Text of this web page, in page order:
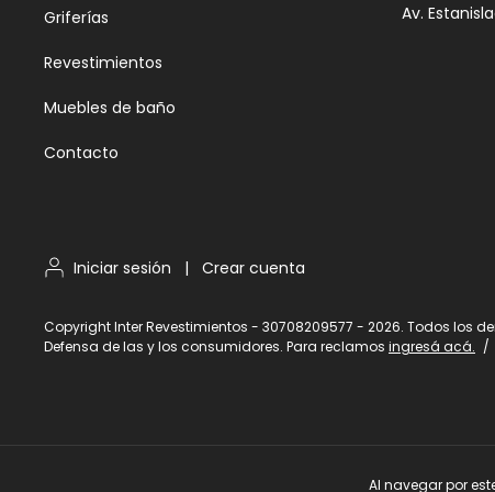
Al navegar por
Griferías
Revestimientos
Muebles de baño
Contacto
Av.
Iniciar sesión | Crear cuenta
Copyright Inter Revestimientos - 30708209577 - 2026. Todos los
Defensa de las y los consumidores. Para reclamos ingresá acá. /